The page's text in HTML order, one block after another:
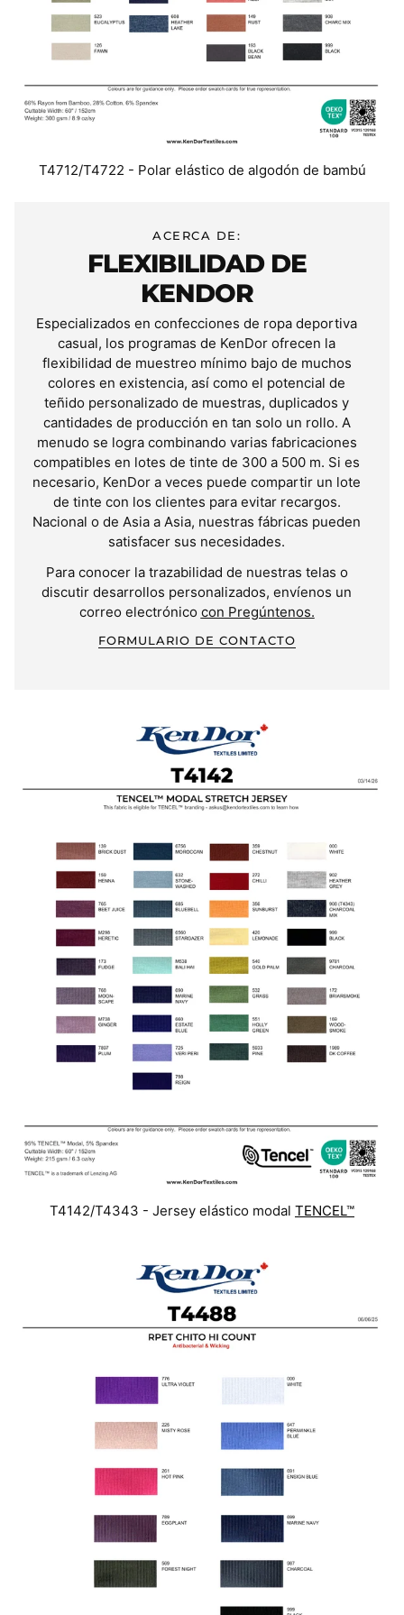
T4712/T4722 - Polar elástico de algodón de bambú
ACERCA DE:
FLEXIBILIDAD DE
KENDOR
Especializados en confecciones de ropa deportiva
casual, los programas de KenDor ofrecen la
flexibilidad de muestreo mínimo bajo de muchos
colores en existencia, así como el potencial de
teñido personalizado de muestras, duplicados y
cantidades de producción en tan solo un rollo. A
menudo se logra combinando varias fabricaciones
compatibles en lotes de tinte de 300 a 500 m. Si es
necesario, KenDor a veces puede compartir un lote
de tinte con los clientes para evitar recargos.
Nacional o de Asia a Asia, nuestras fábricas pueden
satisfacer sus necesidades.
Para conocer la trazabilidad de nuestras telas o
discutir desarrollos personalizados, envíenos un
correo electrónico con Pregúntenos.
FORMULARIO DE CONTACTO
T4142/T4343 - Jersey elástico modal TENCEL™